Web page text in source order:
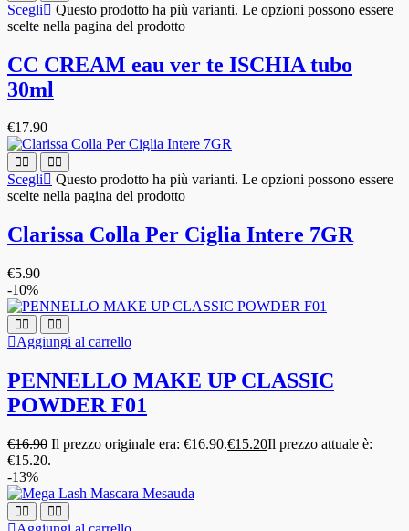
Scegli
Questo prodotto ha più varianti. Le opzioni possono essere
scelte nella pagina del prodotto
CC CREAM eau ver te ISCHIA tubo
30ml
€17.90
Scegli
Questo prodotto ha più varianti. Le opzioni possono essere
scelte nella pagina del prodotto
Clarissa Colla Per Ciglia Intere 7GR
€5.90
-10%
Aggiungi al carrello
PENNELLO MAKE UP CLASSIC
POWDER F01
€16.90 Il prezzo originale era: €16.90.€15.20Il prezzo attuale è:
€15.20.
-13%